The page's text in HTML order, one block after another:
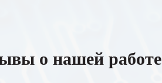
о нашей работе